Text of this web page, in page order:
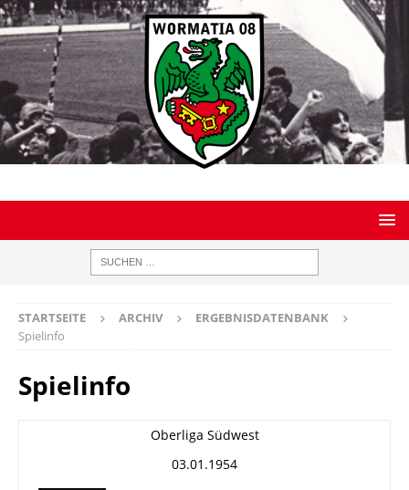
STARTSEITE ARCHIV
ERGEBNISDATENBANK
Spielinfo
Spielinfo
Oberliga Südwest
03.01.1954